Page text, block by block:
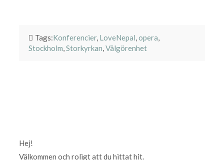
Tags:Konferencier, LoveNepal ,opera
Stockholm Storkyrkan Välgörenhet
Hej!
Välkommen och roligt att du hittat hit.